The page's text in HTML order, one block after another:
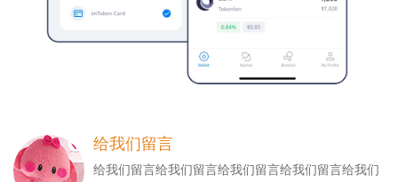
给我们留言
给我们留言给我们留言给我们留言给我们留言给我们